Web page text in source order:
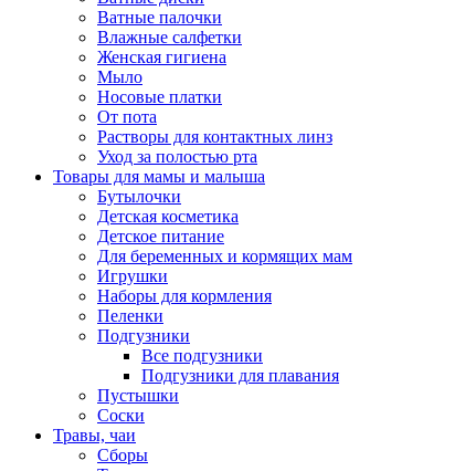
Ватные палочки
Влажные салфетки
Женская гигиена
Мыло
Носовые платки
От пота
Растворы для контактных линз
Уход за полостью рта
Товары для мамы и малыша
Бутылочки
Детская косметика
Детское питание
Для беременных и кормящих мам
Игрушки
Наборы для кормления
Пеленки
Подгузники
Все подгузники
Подгузники для плавания
Пустышки
Соски
Травы, чаи
Сборы